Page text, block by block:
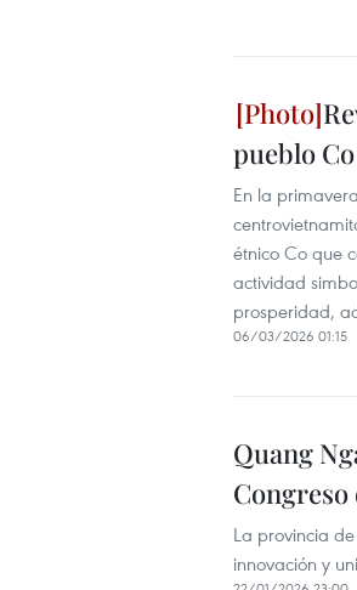
pueblo
En la
étnico Co que
actividad
prosperidad,
06/03/2026 01:15
Quang
Congreso
La provincia
innovación y